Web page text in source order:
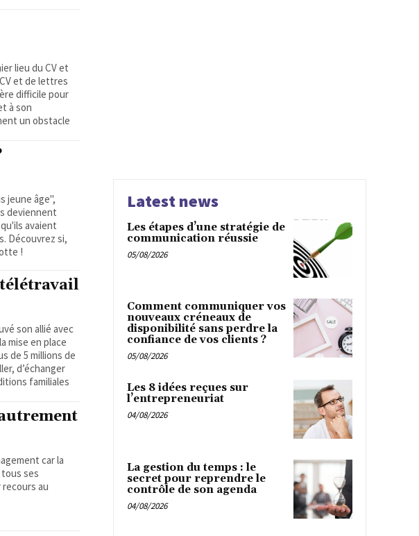
lieu du CV et
et de lettres
difficile pour
à son
un obstacle
jeune âge",
deviennent
avaient
Découvrez si,
!
télétravail
son allié avec
mise en place
de 5 millions de
d’échanger
familiales
car la
ses
au
Latest news
Les étapes d’une stratégie de
communication réussie
05/08/2026
Comment communiquer vos
nouveaux créneaux de
disponibilité sans perdre la
confiance de vos clients ?
05/08/2026
Les 8 idées reçues sur
l’entrepreneuriat
04/08/2026
La gestion du temps : le
secret pour reprendre le
contrôle de son agenda
04/08/2026